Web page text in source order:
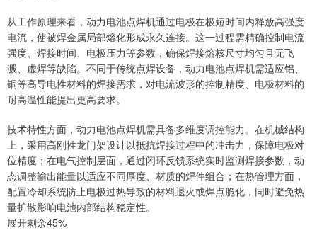
从工作原理来看，动力电池点焊机通过电极在极短时间内释放高强度
电流，使被焊金属局部熔化形成永久连接。这一过程需精确控制电流
强度、焊接时间、电极压力等参数，确保焊接熔核尺寸均匀且无飞
溅、虚焊等缺陷。不同于传统点焊设备，动力电池点焊机需适应铝、
铜等高导电性材料的焊接需求，对电流波形的控制精度、电极材料的
耐高温性能提出更高要求。
技术特性方面，动力电池点焊机需具备多维度调控能力。在机械结构
上，采用高刚性龙门架设计以抵抗焊接过程中的冲击力，保障电极对
位精度；在电气控制层面，通过闭环反馈系统实时监测焊接参数，动
态调整输出能量以适应不同厚度、材质的焊件组合；在热管理方面，
配置冷却系统防止电极过热导致的材料退火或焊点脆化，同时避免热
量扩散影响电池内部结构稳定性。
展开剩余45%